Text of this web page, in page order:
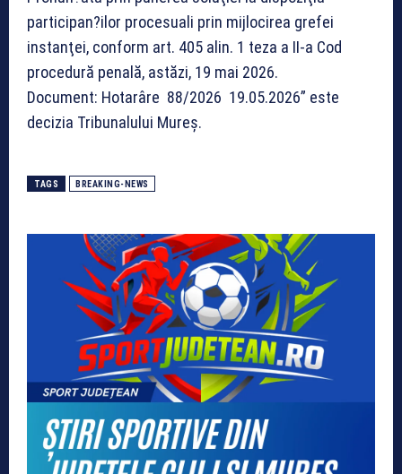
Document: Hotarâre 88/2026 19.05.2026” este
decizia Tribunalului Mureș.
TAGS BREAKING-NEWS